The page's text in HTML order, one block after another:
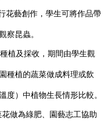
花藝創作，學生可將作品帶
察昆蟲。
植及採收，期間由學生觀
種植的蔬菜做成料理或飲
度）中植物生長情形比較。
做為綠肥、園藝志工協助